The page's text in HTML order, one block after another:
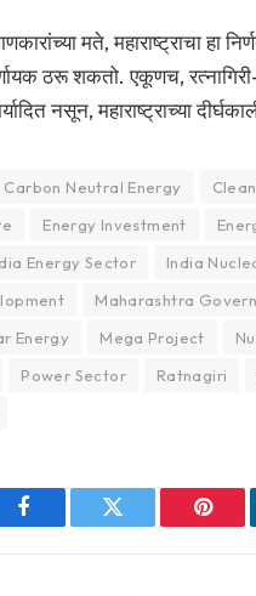
मते, महाराष्ट्राचा हा
ठरू शकतो. एकूणच,
नसून, महाराष्ट्राच्या
Carbon Neutral Energy
Energy Investment
Energy Sector India
Maharashtra
Energy
Mega Project
Power Sector Ratnagiri
Facebook Twitter